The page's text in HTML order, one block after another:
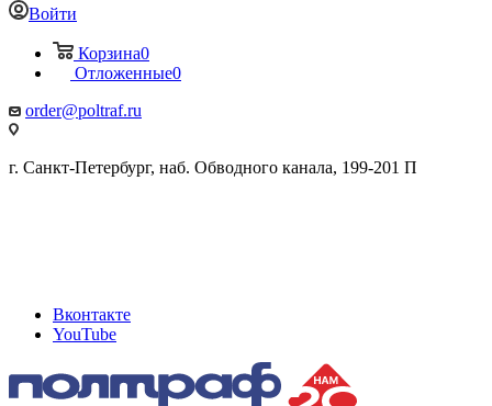
Войти
Корзина0
Отложенные0
order@poltraf.ru
г. Санкт-Петербург, наб. Обводного канала, 199-201 П
Вконтакте
YouTube